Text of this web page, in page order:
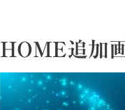
HOME追加